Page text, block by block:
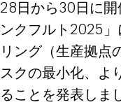
28日から30日に開
ンクフルト2025
リング（生産拠点
スクの最小化、よ
ることを発表しま